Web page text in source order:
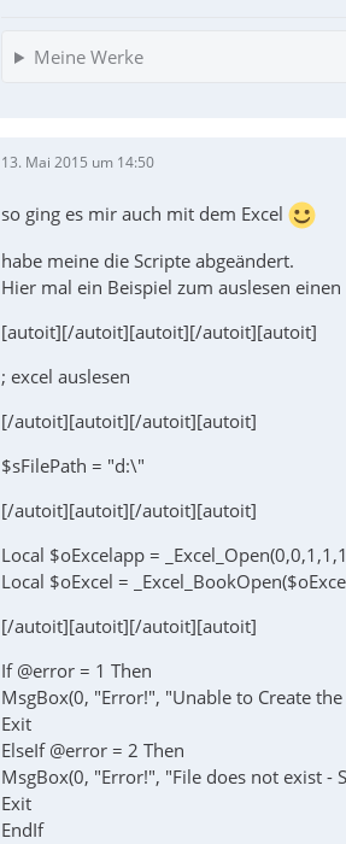
Meine Werke
13. Mai 2015 um 14:50
so ging es mir auch mit dem Excel
habe meine die Scripte abgeändert.
Hier mal ein Beispiel zum auslesen
[autoit][/autoit][autoit][/autoit][autoit]
; excel auslesen
[/autoit][autoit][/autoit][autoit]
$sFilePath = "d:\"
[/autoit][autoit][/autoit][autoit]
Local $oExcelapp =
Local $oExcel =
[/autoit][autoit][/autoit][autoit]
If @error = 1 Then
MsgBox(0, "Error!", "Unable to Create
Exit
ElseIf @error = 2 Then
MsgBox(0, "Error!", "File does not exist -
Exit
EndIf